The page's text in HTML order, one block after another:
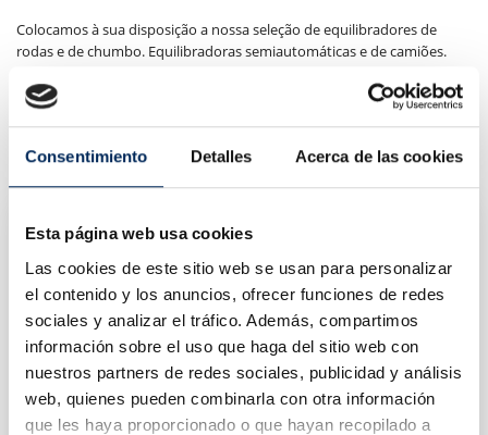
Consentimiento Detalles Acerca de las cookies
Esta página web usa cookies
Las cookies de este sitio web se usan para personalizar
el contenido y los anuncios, ofrecer funciones de redes
sociales y analizar el tráfico. Además, compartimos
información sobre el uso que haga del sitio web con
nuestros partners de redes sociales, publicidad y análisis
web, quienes pueden combinarla con otra información
que les haya proporcionado o que hayan recopilado a
Colocamos à sua disposição a nossa seleção de equilibradores de
rodas e de chumbo. Equilibradoras semiautomáticas e de camiões.
Existem 4 produtos.
Relevância 